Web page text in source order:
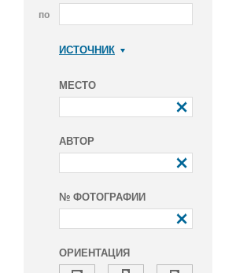
по
ИСТОЧНИК
МЕСТО
АВТОР
№ ФОТОГРАФИИ
ОРИЕНТАЦИЯ